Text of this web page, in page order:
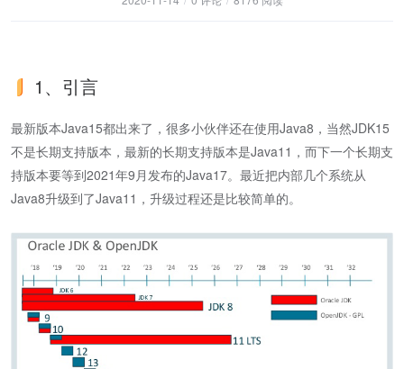
1、引言
最新版本Java15都出来了，很多小伙伴还在使用Java8，当然JDK15
不是长期支持版本，最新的长期支持版本是Java11，而下一个长期支
持版本要等到2021年9月发布的Java17。最近把内部几个系统从
Java8升级到了Java11，升级过程还是比较简单的。